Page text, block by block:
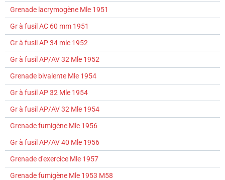
Grenade lacrymogène Mle 1951
Gr à fusil AC 60 mm 1951
Gr à fusil AP 34 mle 1952
Gr à fusil AP/AV 32 Mle 1952
Grenade bivalente Mle 1954
Gr à fusil AP 32 Mle 1954
Gr à fusil AP/AV 32 Mle 1954
Grenade fumigène Mle 1956
Gr à fusil AP/AV 40 Mle 1956
Grenade d'exercice Mle 1957
Grenade fumigène Mle 1953 M58